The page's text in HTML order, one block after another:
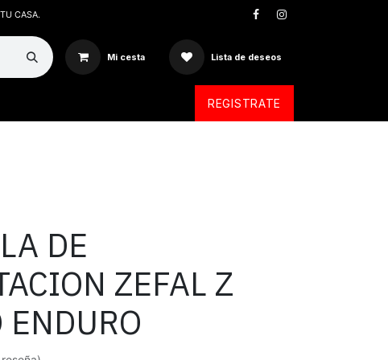
CASA.
Mi cesta Lista de deseos
REGISTRATE
DE
ZEFAL Z
ENDURO